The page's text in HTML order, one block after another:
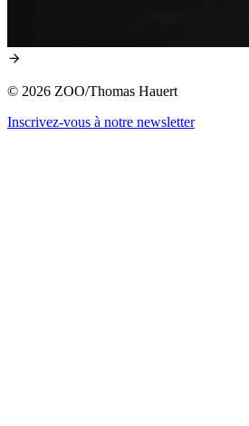
© 2026 ZOO/Thomas Hauert
Inscrivez-vous à notre newsletter